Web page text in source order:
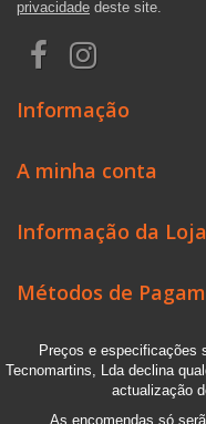
privacidade deste site.
Informação
A minha conta
Informação da Loja
Métodos de
Preços e especificações
Tecnomartins, Lda declina
actualização
As encomendas só